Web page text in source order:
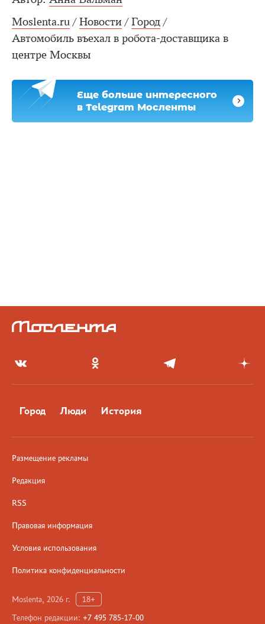
Moslenta.ru / Новости / Город /
Автомобиль въехал в робота-доставщика в
центре Москвы
Еще больше интересного
в Telegram Мосленты
Город Люди История
Размещение рекламы
Редакция
RSS
Правовая информация
Условия использования
Политика конфиденциальности
Moslenta, 2026 г.
18+
Телефон редакции: +7 495 785-17-00